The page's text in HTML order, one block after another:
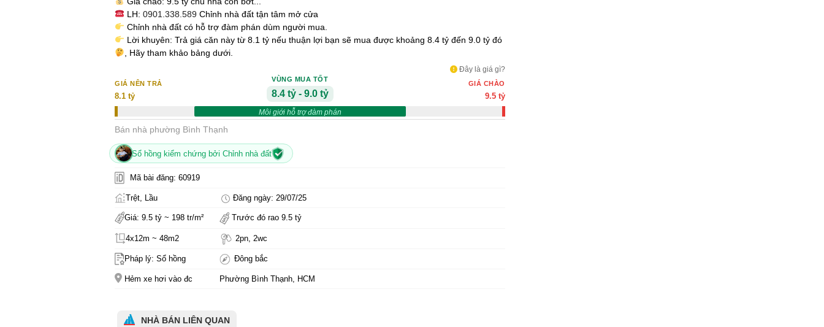
LH: 0901.338.589Chỉnh nhà đất tận tâm mở cửa
Chỉnh nhà đất có hỗ trợ đàm phán dùm người mua.
Lời khuyên: Trả giá căn này từ 8.1 tỷ nếu thuận lợi bạn sẽ mua được khoảng 8.4 tỷ đến 9.0 tỷ đó
, Hãy tham khảo bảng dưới.
Đây là giá gì?
GIÁ NÊN TRẢ
8.1 tỷ
VÙNG MUA TỐT
8.4 tỷ - 9.0 tỷ
Môi giới hỗ trợ đàm phán
GIÁ CHÀO
9.5 tỷ
Bán nhà phường Bình Thạnh
Sổ hồng kiểm chứng bởi Chỉnh nhà đất
Mã bài đăng: 60919
Trệt, Lầu Đăng ngày: 29/07/25
Giá: 9.5 tỷ ~ 198 tr/m² Trước đó rao 9.5 tỷ
4x12m ~ 48m2 2pn, 2wc
Pháp lý: Sổ hồng Đông bắc
Hẻm xe hơi vào đc Phường Bình Thạnh, HCM
NHÀ BÁN LIÊN QUAN